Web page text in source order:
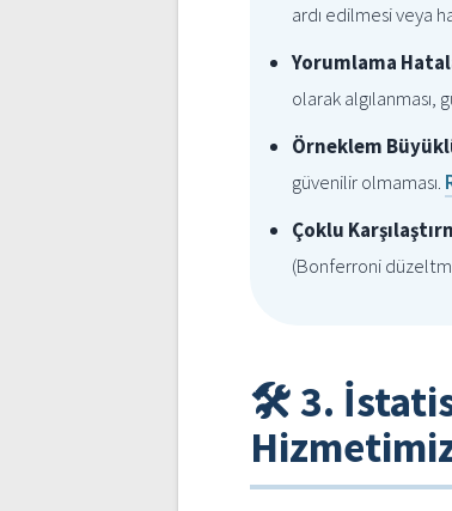
ardı edilmesi veya
Yorumlama
olarak algılanması,
Örneklem
güvenilir olmaması.
Çoklu
(Bonferroni
🛠️ 3.